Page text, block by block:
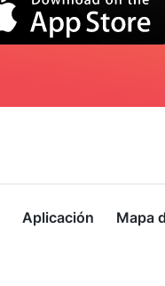
Aplicación Mapa